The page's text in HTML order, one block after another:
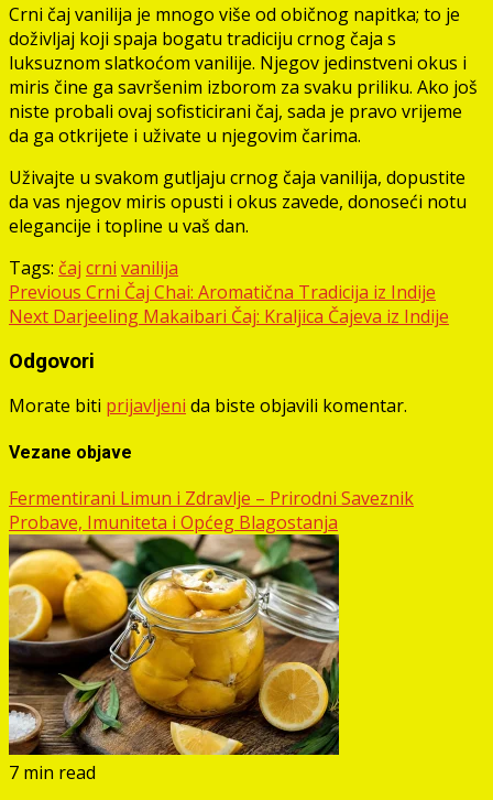
Crni čaj vanilija je mnogo više od običnog napitka; to je
doživljaj koji spaja bogatu tradiciju crnog čaja s
luksuznom slatkoćom vanilije. Njegov jedinstveni okus i
miris čine ga savršenim izborom za svaku priliku. Ako još
niste probali ovaj sofisticirani čaj, sada je pravo vrijeme
da ga otkrijete i uživate u njegovim čarima.
Uživajte u svakom gutljaju crnog čaja vanilija, dopustite
da vas njegov miris opusti i okus zavede, donoseći notu
elegancije i topline u vaš dan.
Tags: čaj crni vanilija
Post
navigation
Previous Crni Čaj Chai: Aromatična Tradicija iz Indije
Next Darjeeling Makaibari Čaj: Kraljica Čajeva iz Indije
Odgovori
Morate biti prijavljeni da biste objavili komentar.
Vezane objave
Fermentirani Limun i Zdravlje – Prirodni Saveznik
Probave, Imuniteta i Općeg Blagostanja
7 min read